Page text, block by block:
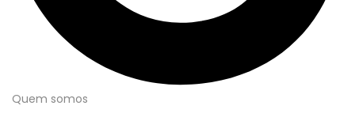
Quem somos